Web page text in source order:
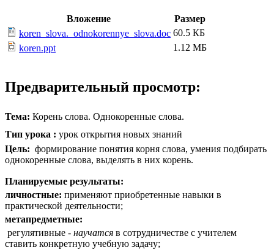
Вложение
Размер
koren_slova._odnokorennye_slova.doc 60.5 КБ
koren.ppt
1.12 МБ
Предварительный просмотр:
Тема: Корень слова. Однокоренные слова.
Тип урока : урок открытия новых знаний
Цель: формирование понятия корня слова, умения подбирать
однокоренные слова, выделять в них корень.
Планируемые результаты:
личностные: применяют приобретенные навыки в
практической деятельности;
метапредметные:
регулятивные - научатся в сотрудничестве с учителем
ставить конкретную учебную задачу;